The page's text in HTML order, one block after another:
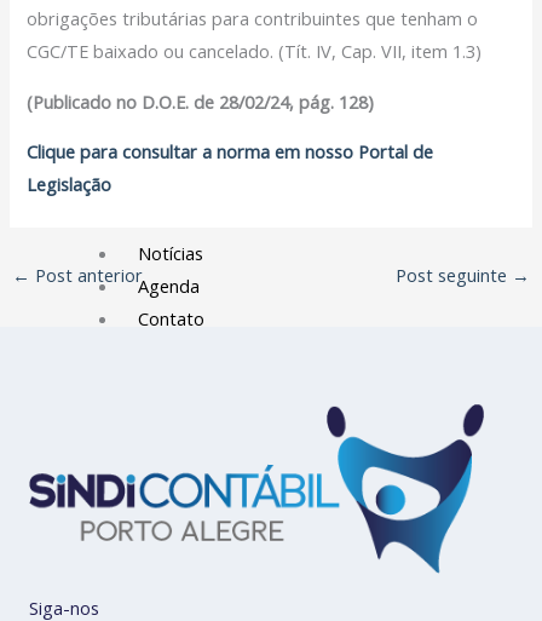
Serviços
Convênios
Notícias
Agenda
Contato
obrigações tributárias para contribuintes que tenham o
CGC/TE baixado ou cancelado. (Tít. IV, Cap. VII, item 1.3)
(Publicado no D.O.E. de 28/02/24, pág. 128)
Clique para consultar a norma em nosso Portal de
Legislação
← Post anterior Post seguinte →
Siga-nos